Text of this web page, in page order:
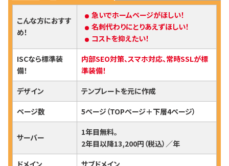
こんな方におすす
め！
急いでホームページがほしい！
名刺代わりにとりあえずほしい！
コストを抑えたい！
ISCなら標準装
備！
内部SEO対策、スマホ対応、常時SSLが標
準装備！
デザイン
テンプレートを元に作成
ページ数
5ページ（TOPページ＋下層4ページ）
サーバー
1年目無料。
2年目以降13,200円（税込）／年